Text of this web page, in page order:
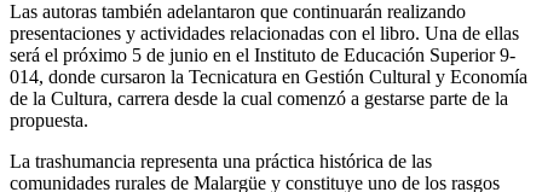
Las autoras también adelantaron que continuarán realizando
presentaciones y actividades relacionadas con el libro. Una de ellas
será el próximo 5 de junio en el Instituto de Educación Superior 9-
014, donde cursaron la Tecnicatura en Gestión Cultural y Economía
de la Cultura, carrera desde la cual comenzó a gestarse parte de la
propuesta.
La trashumancia representa una práctica histórica de las
comunidades rurales de Malargüe y constituye uno de los rasgos